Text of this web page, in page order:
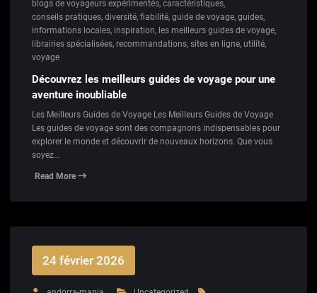
blogs de voyageurs expérimentés, caractéristiques,
conseils pratiques, diversité, fiabilité, guide de voyage, guides,
informations locales, inspiration, les meilleurs guides de voyage,
librairies spécialisées, recommandations, sites en ligne, utilité,
voyage
Découvrez les meilleurs guides de voyage pour une
aventure inoubliable
Les Meilleurs Guides de Voyage Les Meilleurs Guides de Voyage
Les guides de voyage sont des compagnons indispensables pour
explorer le monde et découvrir de nouveaux horizons. Que vous
soyez…
Read More
24 février 2026